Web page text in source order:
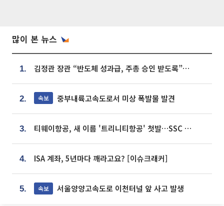
많이 본 뉴스
1. 김정관 장관 “반도체 성과급, 주총 승인 받도록”…상법·자본시장법 개정 시사
2. 속보 중부내륙고속도로서 미상 폭발물 발견
3. 티웨이항공, 새 이름 '트리니티항공' 첫발…SSC 전략 본격화
4. ISA 계좌, 5년마다 깨라고요? [이슈크래커]
5. 속보 서울양양고속도로 이천터널 앞 사고 발생